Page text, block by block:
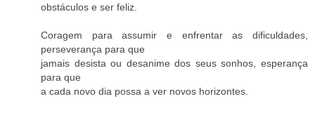
obstáculos e ser feliz.
Coragem para assumir e enfrentar as dificuldades,
perseverança para que
jamais desista ou desanime dos seus sonhos, esperança
para que
a cada novo dia possa a ver novos horizontes.